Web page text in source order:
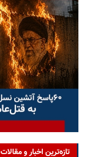
تازه‌ترین اخبار و مقالات